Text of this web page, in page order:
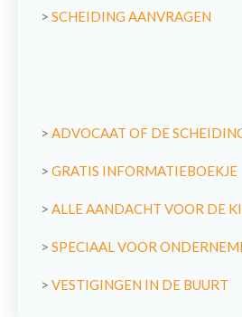
> SCHEIDING AANVRAGEN
> ADVOCAAT OF DE
> GRATIS INFORMATIEBOEKJE
> ALLE AANDACHT VOOR DE
> SPECIAAL VOOR
> VESTIGINGEN IN DE BUURT